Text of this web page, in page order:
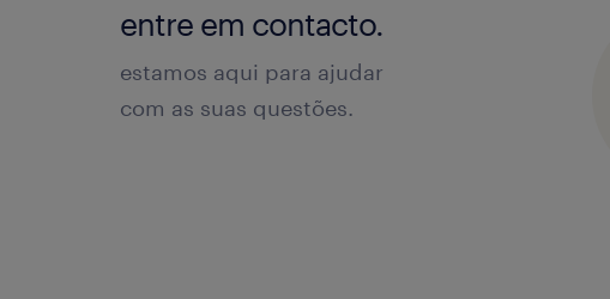
entre em contacto.
estamos aqui para ajudar
com as suas questões.